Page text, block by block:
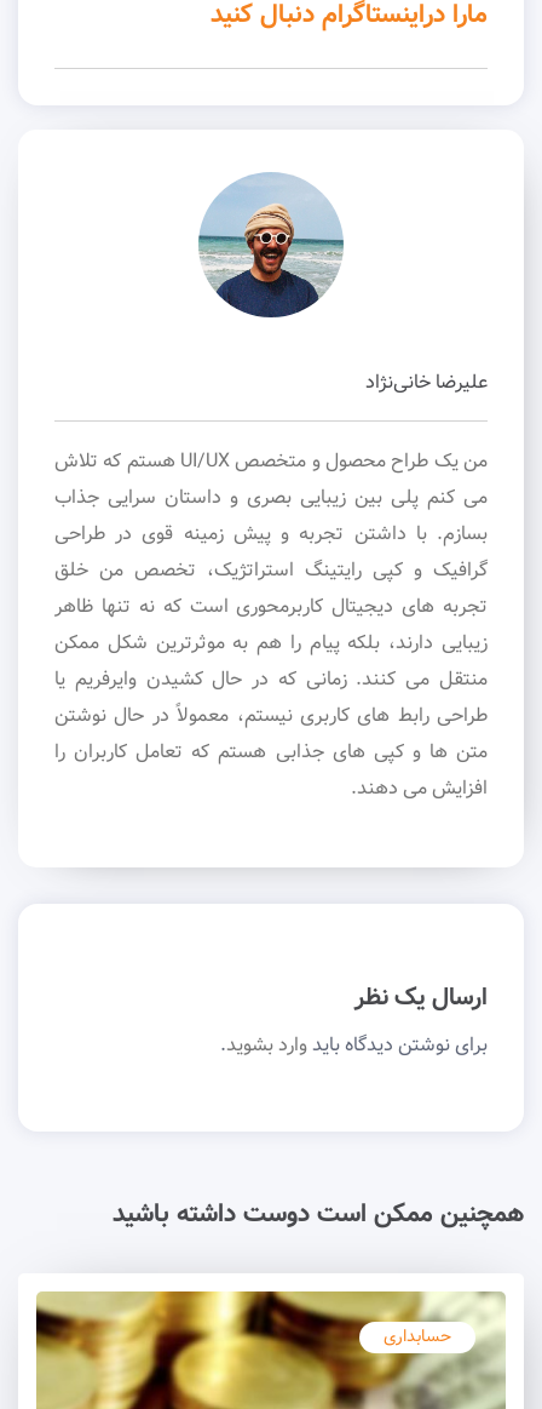
مارا دراینستاگرام دنبال کنید
علیرضا خانی‌نژاد
من یک طراح محصول و متخصص UI/UX هستم که تلاش
می کنم پلی بین زیبایی بصری و داستان سرایی جذاب
بسازم. با داشتن تجربه و پیش زمینه قوی در طراحی
گرافیک و کپی رایتینگ استراتژیک، تخصص من خلق
تجربه های دیجیتال کاربرمحوری است که نه تنها ظاهر
زیبایی دارند، بلکه پیام را هم به موثرترین شکل ممکن
منتقل می کنند. زمانی که در حال کشیدن وایرفریم یا
طراحی رابط های کاربری نیستم، معمولاً در حال نوشتن
متن ها و کپی های جذابی هستم که تعامل کاربران را
افزایش می دهند.
ارسال یک نظر
برای نوشتن دیدگاه بایدوارد بشوید.
همچنین ممکن است دوست داشته باشید
حسابداری